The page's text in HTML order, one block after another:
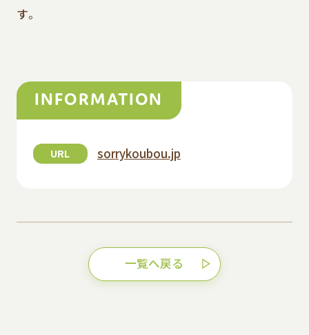
す。
INFORMATION
URL sorrykoubou.jp
一覧へ戻る